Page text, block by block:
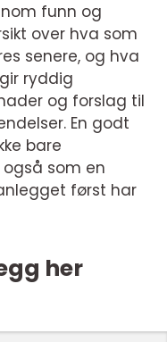
funn og
over hva som
senere, og hva
ryddig
og forslag til
En godt
bare
også som en
først har
her